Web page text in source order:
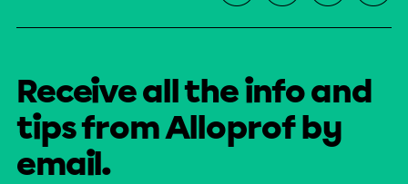
Receive all the info and
tips from Alloprof by
email.